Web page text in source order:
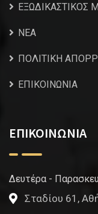
ΕΞΩΔΙΚΑΣΤΙΚΟΣ
NEA
ΠΟΛΙΤΙΚΗ
ΕΠΙΚΟΙΝΩΝΙΑ
ΕΠΙΚΟΙΝΩΝΙΑ
Δευτέρα -
Σταδίου 61,